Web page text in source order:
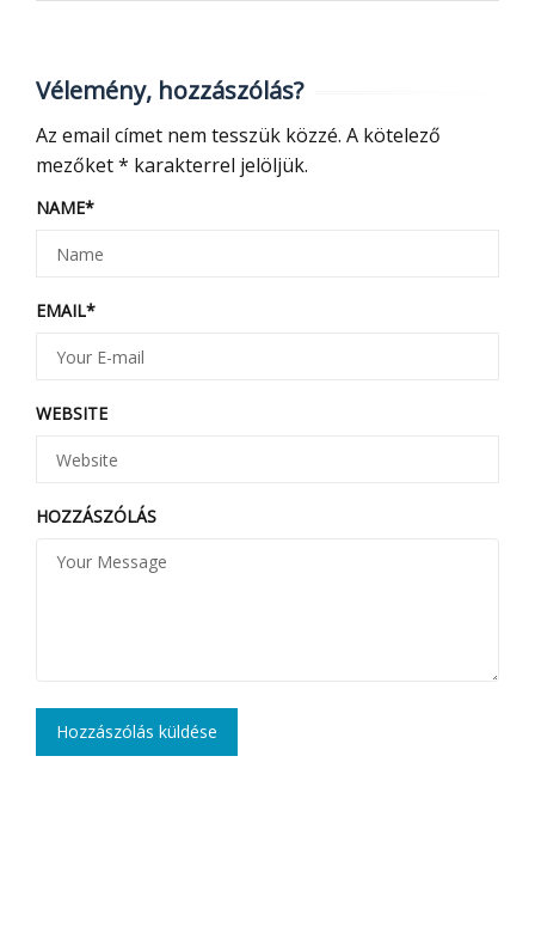
Vélemény, hozzászólás?
Az email címet nem tesszük közzé. A kötelező
mezőket* karakterrel jelöljük.
NAME*
EMAIL*
WEBSITE
HOZZÁSZÓLÁS